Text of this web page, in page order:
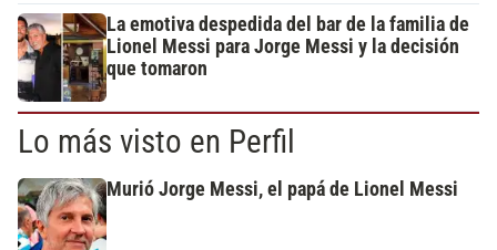
La emotiva despedida del bar de la familia de
Lionel Messi para Jorge Messi y la decisión
que tomaron
Lo más visto en Perfil
Murió Jorge Messi, el papá de Lionel Messi